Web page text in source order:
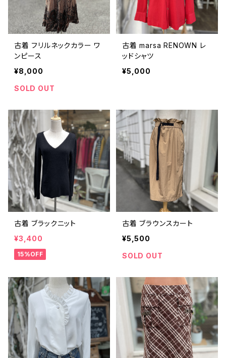
古着 フリルネックカラー ワ
ンピース
¥8,000
SOLD OUT
古着 marsa RENOWN レ
ッドシャツ
¥5,000
古着 ブラックニット
¥3,400
15%OFF
古着 ブラウンスカート
¥5,500
SOLD OUT